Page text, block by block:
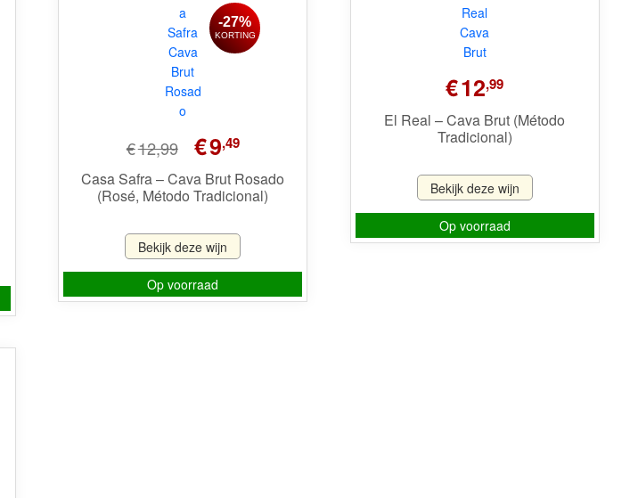
€12,99
Oorspronkelijke
prijs
was:
€12,99.
€9,49Huidige
is:
€9,49.
Casa Safra – Cava Brut Rosado
(Rosé, Método Tradicional)
-27%
KORTING
Bekijk deze wijn
Op voorraad
€12,99
El Real – Cava Brut (Método
Tradicional)
Bekijk deze wijn
Op voorraad